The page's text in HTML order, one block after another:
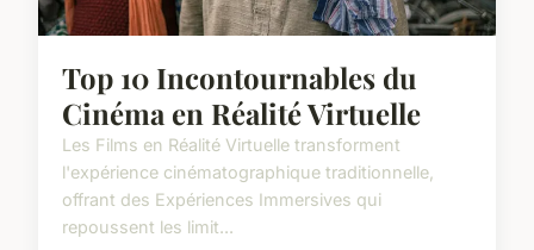
Top 10 Incontournables du
Cinéma en Réalité Virtuelle
Les Films en Réalité Virtuelle transforment
l'expérience cinématographique traditionnelle,
offrant des Expériences Immersives qui
repoussent les limit...